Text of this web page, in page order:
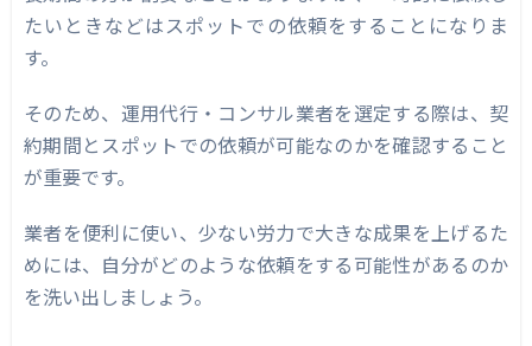
たいときなどはスポットでの依頼をすることになりま
す。
そのため、運用代行・コンサル業者を選定する際は、契
約期間とスポットでの依頼が可能なのかを確認すること
が重要です。
業者を便利に使い、少ない労力で大きな成果を上げるた
めには、自分がどのような依頼をする可能性があるのか
を洗い出しましょう。